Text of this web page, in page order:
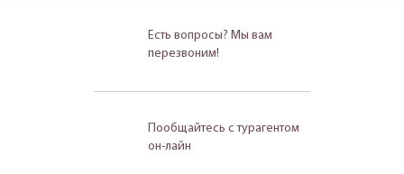
Есть вопросы? Мы вам
перезвоним!
Пообщайтесь с турагентом
он-лайн